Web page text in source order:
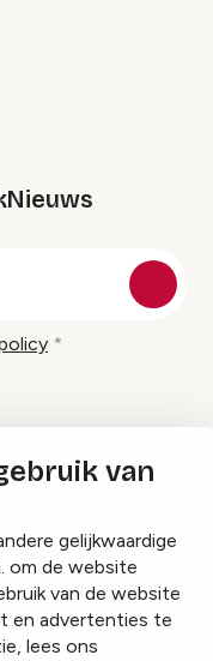
van
gelijkwaardige
om de website
van de website
en advertenties te
lees ons